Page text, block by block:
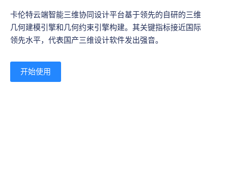
卡伦特云端智能三维协同设计平台基于领先的自研的三维
几何建模引擎和几何约束引擎构建。其关键指标接近国际
领先水平，代表国产三维设计软件发出强音。
开始使用